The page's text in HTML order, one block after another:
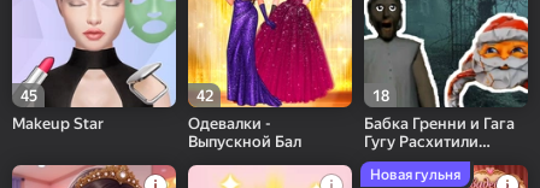
45
Makeup Star
42
Одевалки -
Выпускной Бал
18
Бабка Гренни и Гага
Гугу Расхитили
Урожая Котят
Новая гульня